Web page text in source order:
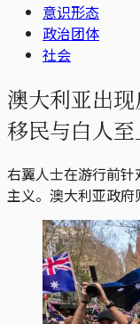
意识形态
政治团体
社会
澳大利亚出
移民与白人
右翼人士在游行前
主义。澳大利亚政府